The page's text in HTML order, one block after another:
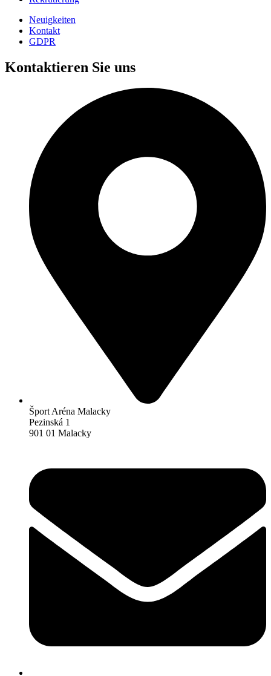
Neuigkeiten
Kontakt
GDPR
Kontaktieren Sie uns
Šport Aréna Malacky
Pezinská 1
901 01 Malacky